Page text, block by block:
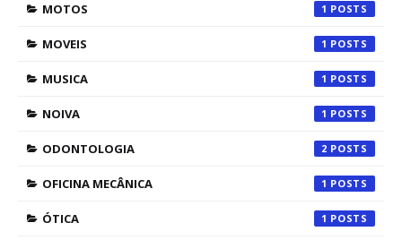
MOTOS 1
MOVEIS 1
MUSICA 1
NOIVA 1
ODONTOLOGIA 2
OFICINA MECÂNICA 1
ÓTICA 1